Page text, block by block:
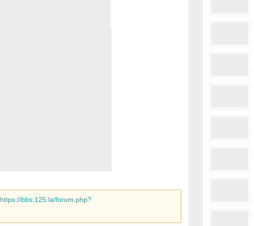
https://bbs.125.la/forum.php?